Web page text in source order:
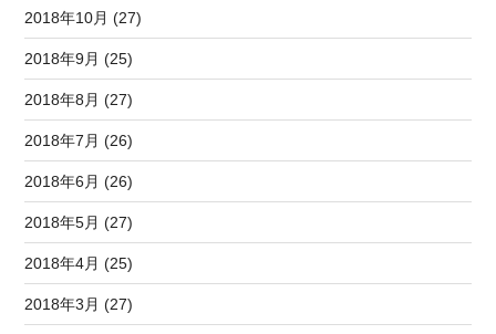
2018年10月 (27)
2018年9月 (25)
2018年8月 (27)
2018年7月 (26)
2018年6月 (26)
2018年5月 (27)
2018年4月 (25)
2018年3月 (27)